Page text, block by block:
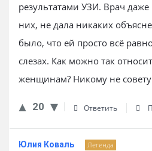
результатами УЗИ. Врач
них, не дала никаких
было, что ей просто всё
слезах. Как можно так
женщинам? Никому не
20 Ответить
Юлия Коваль Легенда